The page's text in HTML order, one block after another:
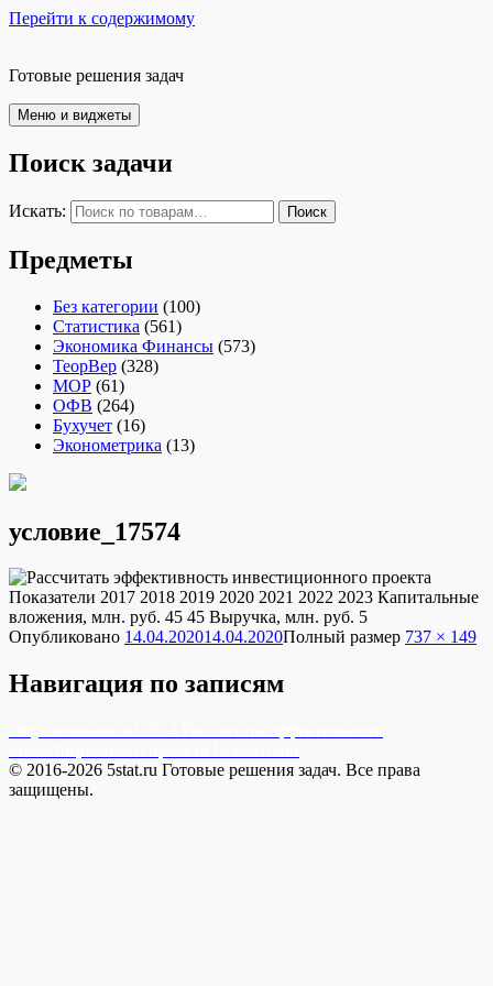
Перейти к содержимому
Готовые решения задач
Меню и виджеты
Поиск задачи
Искать: Поиск
Предметы
Без категории (100)
Статистика (561)
Экономика Финансы (573)
ТеорВер (328)
МОР (61)
ОФВ (264)
Бухучет (16)
Эконометрика (13)
условие_17574
Опубликовано 14.04.202014.04.2020Полный размер 737 × 149
Навигация по записям
© 2016-2026 5stat.ru Готовые решения задач. Все права
защищены.